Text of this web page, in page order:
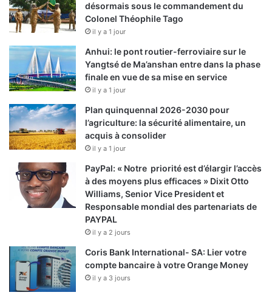
désormais sous le commandement du
Colonel Théophile Tago
il y a 1 jour
Anhui: le pont routier-ferroviaire sur le
Yangtsé de Ma’anshan entre dans la phase
finale en vue de sa mise en service
il y a 1 jour
Plan quinquennal 2026-2030 pour
l’agriculture: la sécurité alimentaire, un
acquis à consolider
il y a 1 jour
PayPal: « Notre priorité est d’élargir l’accès
à des moyens plus efficaces » Dixit Otto
Williams, Senior Vice President et
Responsable mondial des partenariats de
PAYPAL
il y a 2 jours
Coris Bank International- SA: Lier votre
compte bancaire à votre Orange Money
il y a 3 jours